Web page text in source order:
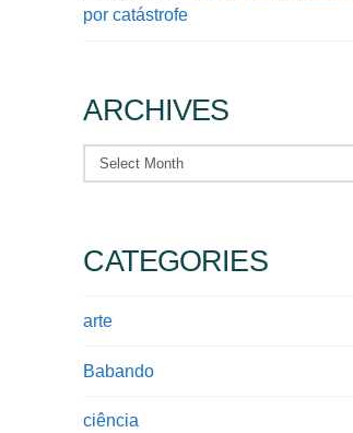
por catástrofe
ARCHIVES
Archives
CATEGORIES
arte
Babando
ciência